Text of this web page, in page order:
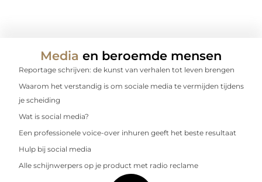
Media en beroemde mensen
Reportage schrijven: de kunst van verhalen tot leven brengen
Waarom het verstandig is om sociale media te vermijden tijdens
je scheiding
Wat is social media?
Een professionele voice-over inhuren geeft het beste resultaat
Hulp bij social media
Alle schijnwerpers op je product met radio reclame